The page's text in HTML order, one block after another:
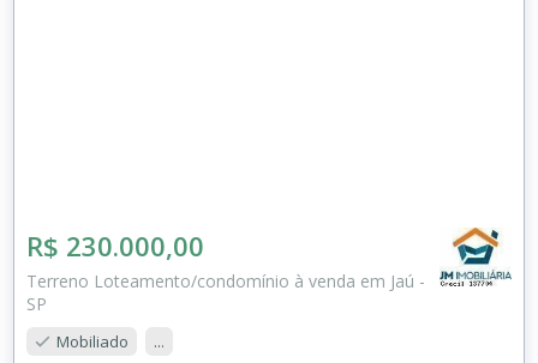
R$ 230.000,00
Terreno Loteamento/condomínio à venda em Jaú -
SP
Mobiliado ...